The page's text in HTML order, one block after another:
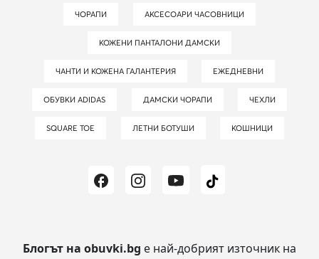
ЧОРАПИ АКСЕСОАРИ ЧАСОВНИЦИ
КОЖЕНИ ПАНТАЛОНИ ДАМСКИ
ЧАНТИ И КОЖЕНА ГАЛАНТЕРИЯ ЕЖЕДНЕВНИ
ОБУВКИ ADIDAS ДАМСКИ ЧОРАПИ ЧЕХЛИ
SQUARE TOE ЛЕТНИ БОТУШИ КОШНИЦИ
Блогът на obuvki.bg е най-добрият източник на